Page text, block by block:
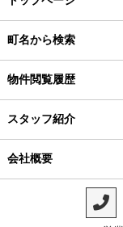
町名から検索
物件閲覧履歴
スタッフ紹介
会社概要